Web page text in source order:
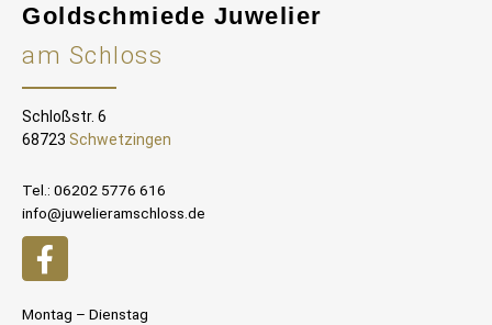
Goldschmiede Juwelier
am Schloss
Schloßstr. 6
68723 Schwetzingen
Tel.: 06202 5776 616
info@juwelieramschloss.de
Montag – Dienstag